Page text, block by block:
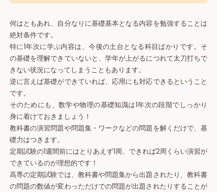
何はともあれ、自分なりに基礎基本となる内容を勉強することは
絶対条件です。
特に1年次に学ぶ内容は、今後の土台となる科目ばかりです。そ
の基礎を理解できていないと、学年が上がるにつれて太刀打ちで
きない状況になってしまうこともあります。
逆に言えば基礎ができていれば、応用にも対応できるということ
です。
そのためにも、数学や物理の基礎知識は1年次の段階でしっかり
身に着けておきましょう！
教科書の演習問題や問題集・ワークなどの問題を解くだけで、基
礎力はつきます。
定期試験の1週間前にはとりあえず1周、できれば2周くらい演習が
できているのが理想的です！
高専の定期試験では、教科書や問題集から出題されたり、教科書
の問題の数値が変わっただけでの問題が出題されたりすることが